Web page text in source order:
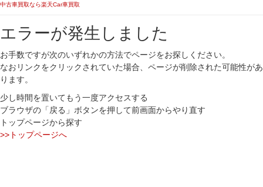
中古車買取なら楽天Car車買取
エラーが発生しました
お手数ですが次のいずれかの方法でページをお探しください。
なおリンクをクリックされていた場合、ページが削除された可能性があ
ります。
少し時間を置いてもう一度アクセスする
ブラウザの「戻る」ボタンを押して前画面からやり直す
トップページから探す
>>トップページへ